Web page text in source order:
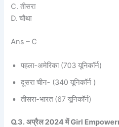
C. तीसरा
D. चौथा
Ans – C
पहला-अमेरिका (703 यूनिकॉर्न)
दूसरा चीन- (340 यूनिकॉर्न )
तीसरा-भारत (67 यूनिकॉर्न)
Q.3. अप्रैल 2024 में Girl